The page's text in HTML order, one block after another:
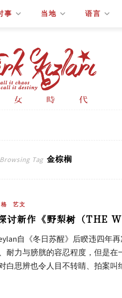
事 当地 语言
Browsing Tag 金棕榈
艺文
讨新作《野梨树（THE
自《冬日苏醒》后睽违四年
耐力与膀胱的容忍程度，但是
白思辨也令人目不转睛、拍案